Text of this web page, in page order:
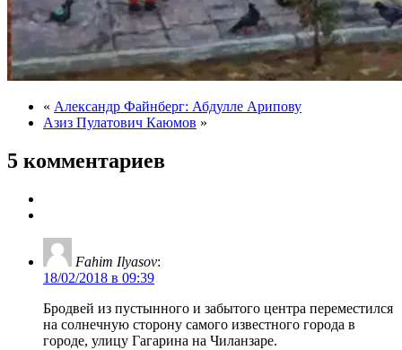
« Александр Файнберг: Абдулле Арипову
Азиз Пулатович Каюмов »
5 комментариев
Fahim Ilyasov:
18/02/2018 в 09:39
Бродвей из пустынного и забытого центра переместился
на солнечную сторону самого известного города в
городе, улицу Гагарина на Чиланзаре.